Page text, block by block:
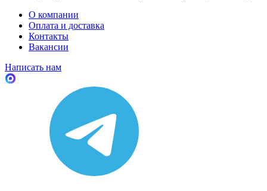
О компании
Оплата и доставка
Контакты
Вакансии
Написать нам